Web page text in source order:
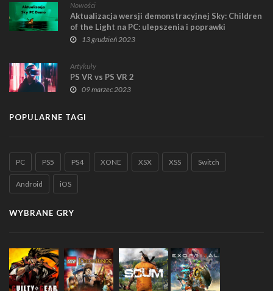
Nowości
Aktualizacja wersji demonstracyjnej Sky: Children
of the Light na PC: ulepszenia i poprawki
zapewniające lepsze wrażenia z gry
13 grudzień 2023
Artykuły
PS VR vs PS VR 2
09 marzec 2023
POPULARNE TAGI
PC PS5 PS4 XONE XSX XSS Switch
Android iOS
WYBRANE GRY